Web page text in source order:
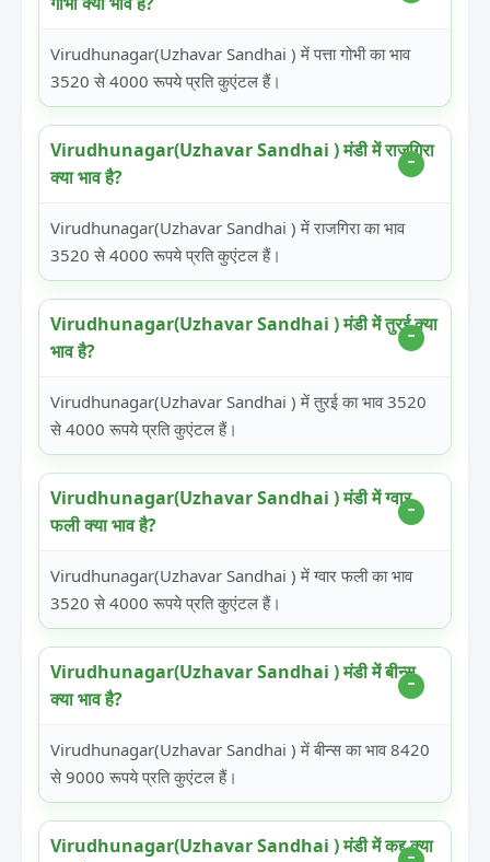
Virudhunagar(Uzhavar Sandhai ) में पत्ता गोभी का भाव
3520 से 4000 रूपये प्रति कुएंटल हैं।
Virudhunagar(Uzhavar Sandhai ) मंडी में राजगिरा
क्या भाव है?
Virudhunagar(Uzhavar Sandhai ) में राजगिरा का भाव
3520 से 4000 रूपये प्रति कुएंटल हैं।
Virudhunagar(Uzhavar Sandhai ) मंडी में तुरई क्या
भाव है?
Virudhunagar(Uzhavar Sandhai ) में तुरई का भाव 3520
से 4000 रूपये प्रति कुएंटल हैं।
Virudhunagar(Uzhavar Sandhai ) मंडी में ग्वार
फली क्या भाव है?
Virudhunagar(Uzhavar Sandhai ) में ग्वार फली का भाव
3520 से 4000 रूपये प्रति कुएंटल हैं।
Virudhunagar(Uzhavar Sandhai ) मंडी में बीन्स
क्या भाव है?
Virudhunagar(Uzhavar Sandhai ) में बीन्स का भाव 8420
से 9000 रूपये प्रति कुएंटल हैं।
Virudhunagar(Uzhavar Sandhai ) मंडी में कद्दू क्या